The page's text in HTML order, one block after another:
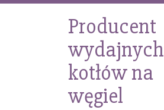
Producent
wydajnych
kotłów na
węgiel